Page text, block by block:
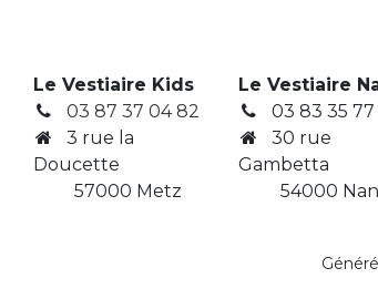
Le Vestiaire Kids
03 87 37 04 82
3 rue la
Doucette
​ 57000 Metz
Le Vestiaire
03 83 35 77
30 rue
Gambetta
54000